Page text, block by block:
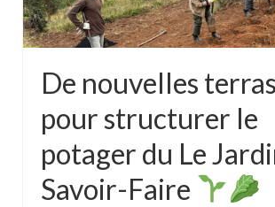
De nouvelles
pour structurer le
potager du Le
Savoir-Faire